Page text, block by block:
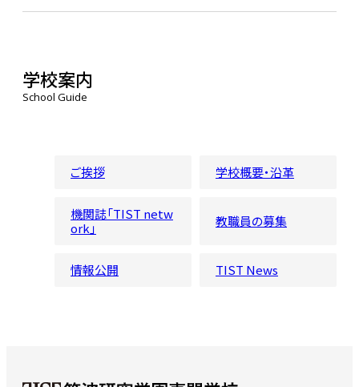
学校案内
School Guide
ご挨拶 学校概要・沿革
機関誌「TIST netw
ork」
教職員の募集
情報公開 TIST News